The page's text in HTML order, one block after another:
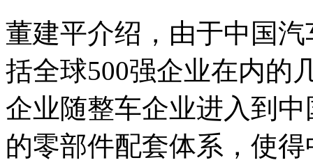
董建平介绍，由于中国
括全球500强企业在内的
企业随整车企业进入到
的零部件配套体系，使